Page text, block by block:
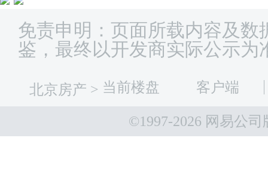
免责申明：页面所载内容及数
鉴，最终以开发商实际公示为
北京房产 > 当前楼盘 客户端
©1997-2026 网易公